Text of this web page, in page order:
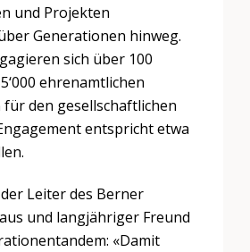
und Projekten
Generationen hinweg.
sich über 100
ehrenamtlichen
den gesellschaftlichen
entspricht etwa
Leiter des Berner
und langjähriger Freund
«Damit